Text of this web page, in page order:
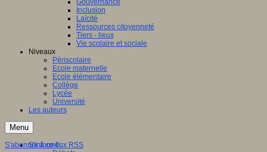
Gouvernance
Inclusion
Laïcité
Ressources citoyenneté
Tiers - lieux
Vie scolaire et sociale
Niveaux
Périscolaire
Ecole maternelle
Ecole élémentaire
Collège
Lycée
Université
Les auteurs
Menu
S'informer
S'abonner à ce flux RSS